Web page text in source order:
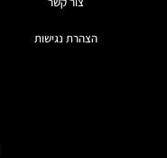
הצהרת נגישות